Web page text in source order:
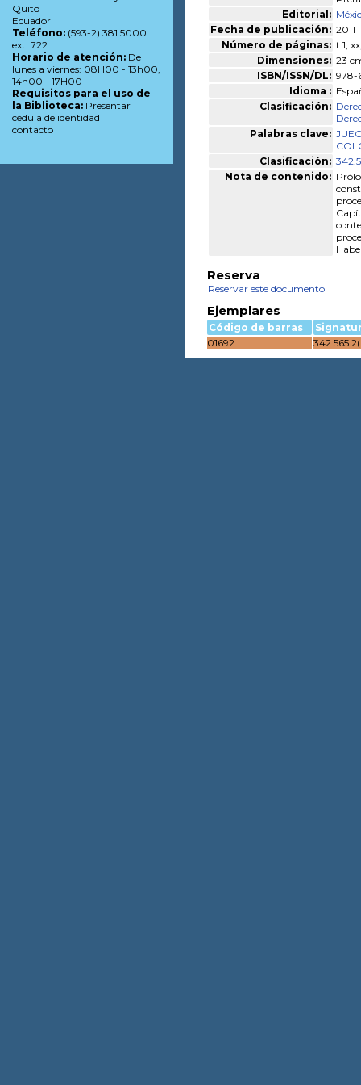
Editorial:
Fecha de publicación: 2011
Número de páginas: t.1;
Dimensiones: 23
ISBN/ISSN/DL: 978-
Idioma :
Clasificación:
Palabras clave:
Clasificación:
Nota de contenido:
Reserva
Reservar este documento
Ejemplares
Código de barras
01692
Quito
Ecuador
Teléfono: (593-2) 381 5000
ext. 722
Horario de atención: De
lunes a viernes: 08H00 - 13h00,
14h00 - 17H00
Requisitos para el uso de
la Biblioteca: Presentar
cédula de identidad
contacto